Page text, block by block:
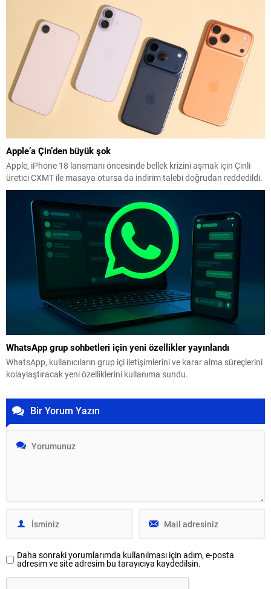
Apple’a Çin’den büyük şok
Apple, iPhone 18 lansmanı öncesinde bellek krizini aşmak için Çinli
üretici CXMT ile masaya otursa da indirim talebi doğrudan reddedildi.
WhatsApp grup sohbetleri için yeni özellikler yayınlandı
WhatsApp, kullanıcıların grup içi iletişimlerini ve karar alma süreçlerini
kolaylaştıracak yeni özelliklerini kullanıma sundu.
Bir Yorum Yazın
Daha sonraki yorumlarımda kullanılması için adım, e-posta
adresim ve site adresim bu tarayıcıya kaydedilsin.